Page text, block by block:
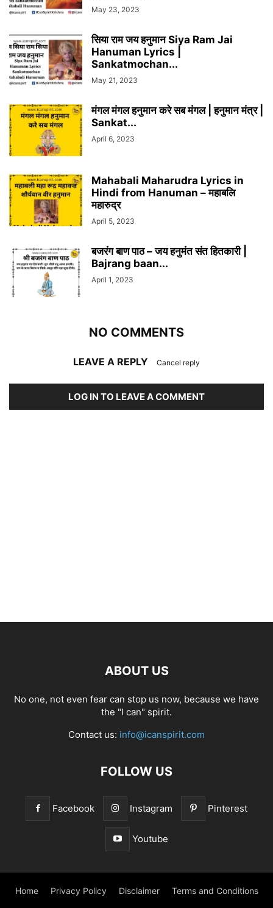
May 23, 2023
सिया राम जय हनुमान Siya Ram Jai
Hanuman Lyrics |
Sankatmochan...
May 21, 2023
मंगल मंगल हनुमान करे सब मंगल | हनुमान मंत्र |
Sankat...
April 6, 2023
Mahabali Maharudra Lyrics in
Hindi from Hanuman – महाबलि
महारुद्र
April 5, 2023
बजरंग बाण पाठ – जय हनुमंत संत हितकारी |
Bajrang baan...
April 1, 2023
NO COMMENTS
LEAVE A REPLY Cancel reply
LOG IN TO LEAVE A COMMENT
ABOUT US
No one, not even fear can stop us now, because we have
the "I can" spirit.
Contact us: info@icanspirit.com
FOLLOW US
Facebook Instagram Pinterest
Youtube
Home Privacy Policy Disclaimer Terms and Conditions